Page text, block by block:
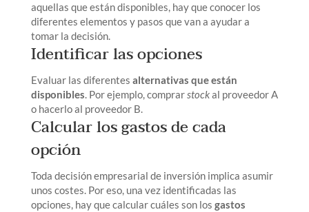
aquellas que están disponibles, hay que conocer los
diferentes elementos y pasos que van a ayudar a
tomar la decisión.
Identificar las opciones
Evaluar las diferentes alternativas que están
disponibles. Por ejemplo, comprarstockal proveedor A
o hacerlo al proveedor B.
Calcular los gastos de cada
opción
Toda decisión empresarial de inversión implica asumir
unos costes. Por eso, una vez identificadas las
opciones, hay que calcular cuáles son los gastos